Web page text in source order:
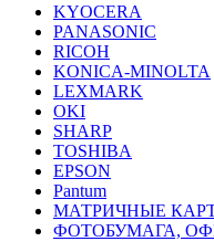
KYOCERA
PANASONIC
RICOH
KONICA-MINOLTA
LEXMARK
OKI
SHARP
TOSHIBA
EPSON
Pantum
МАТРИЧНЫЕ
ФОТОБУМАГА,